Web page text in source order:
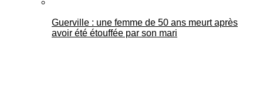
Guerville : une femme de 50 ans meurt après
avoir été étouffée par son mari